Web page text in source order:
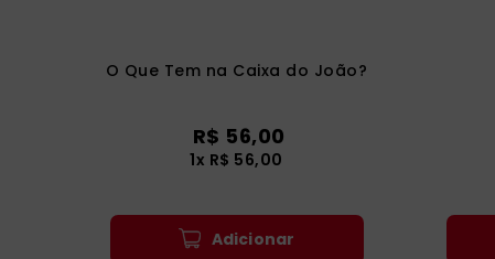
O Que Tem na Caixa do João?
R$ 56,00
1x R$ 56,00
Adicionar